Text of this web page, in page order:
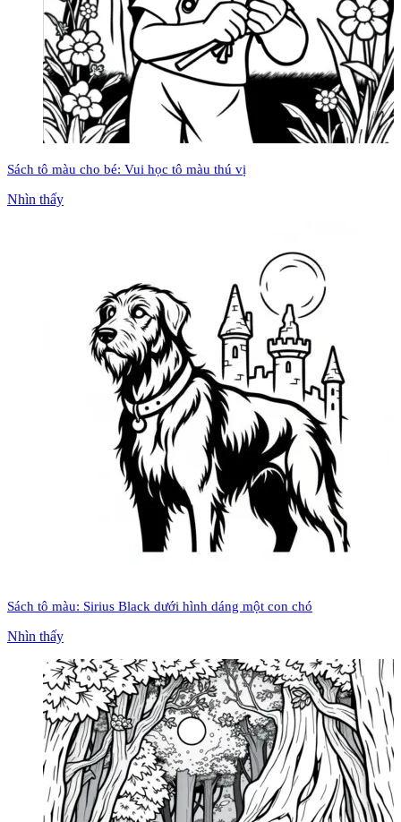
Sách tô màu cho bé: Vui học tô màu thú vị
Nhìn thấy
Sách tô màu: Sirius Black dưới hình dáng một con chó
Nhìn thấy